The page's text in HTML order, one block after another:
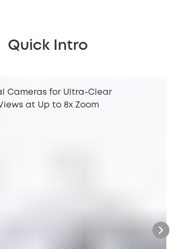
Quick Intro
Cameras for Ultra-Clear
at Up to 8x Zoom